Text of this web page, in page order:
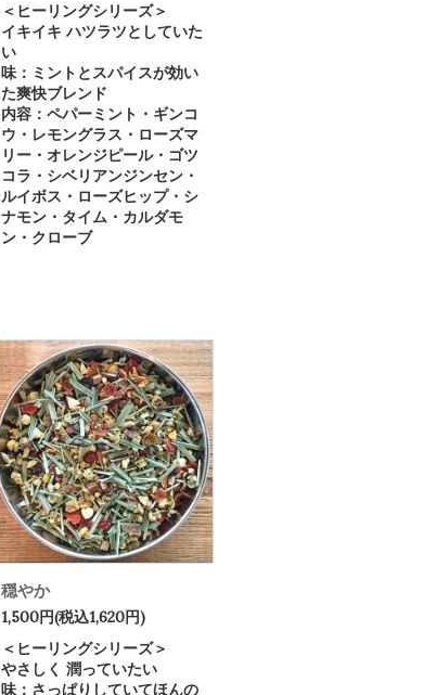
＜ヒーリングシリーズ＞
イキイキ ハツラツとしていた
い
味：ミントとスパイスが効い
た爽快ブレンド
内容：ペパーミント・ギンコ
ウ・レモングラス・ローズマ
リー・オレンジピール・ゴツ
コラ・シベリアンジンセン・
ルイボス・ローズヒップ・シ
ナモン・タイム・カルダモ
ン・クローブ
穏やか
1,500円(税込1,620円)
＜ヒーリングシリーズ＞
やさしく 潤っていたい
味：さっぱりしていてほんの